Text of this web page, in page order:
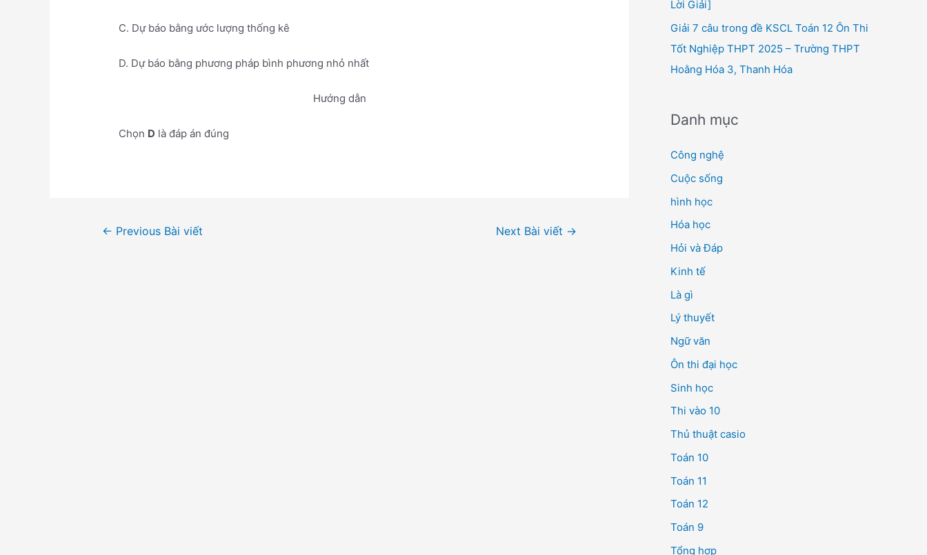
C. Dự báo bằng ước lượng thống kê
D. Dự báo bằng phương pháp bình phương nhỏ nhất
Hướng dẫn
Chọn D là đáp án đúng
Điều← Previous Bài viết Next Bài viết →
Lời Giải]
Giải 7 câu trong đề KSCL Toán 12 Ôn Thi
Tốt Nghiệp THPT 2025 – Trường THPT
Hoằng Hóa 3, Thanh Hóa
Danh mục
Công nghệ
Cuộc sống
hình học
Hóa học
Hỏi và Đáp
Kinh tế
Là gì
Lý thuyết
Ngữ văn
Ôn thi đại học
Sinh học
Thi vào 10
Thủ thuật casio
Toán 10
Toán 11
Toán 12
Toán 9
Tổng hợp